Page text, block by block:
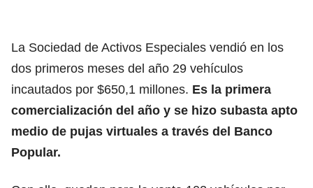
La Sociedad de Activos Especiales vendió en los
dos primeros meses del año 29 vehículos
incautados por $650,1 millones. Es la primera
comercialización del año y se hizo subasta apto
medio de pujas virtuales a través del Banco
Popular.